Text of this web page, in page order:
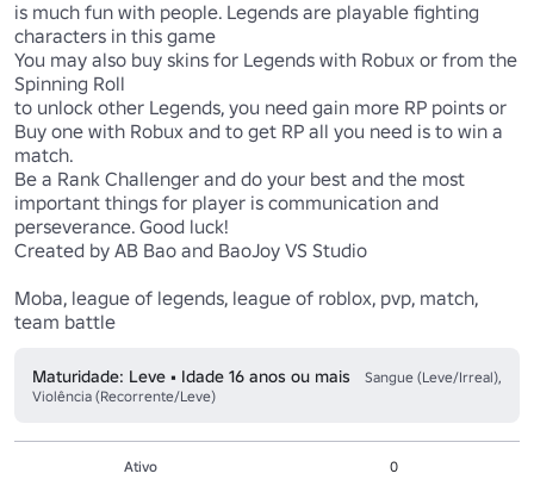
is much fun with people. Legends are playable fighting
characters in this game
You may also buy skins for Legends with Robux or from the
Spinning Roll
to unlock other Legends, you need gain more RP points or
Buy one with Robux and to get RP all you need is to win a
match.
Be a Rank Challenger and do your best and the most
important things for player is communication and
perseverance. Good luck!
Created by AB Bao and BaoJoy VS Studio
Moba, league of legends, league of roblox, pvp, match,
team battle
Maturidade: Leve • Idade 16 anos ou mais
Sangue (Leve/Irreal),
Violência (Recorrente/Leve)
Ativo
0